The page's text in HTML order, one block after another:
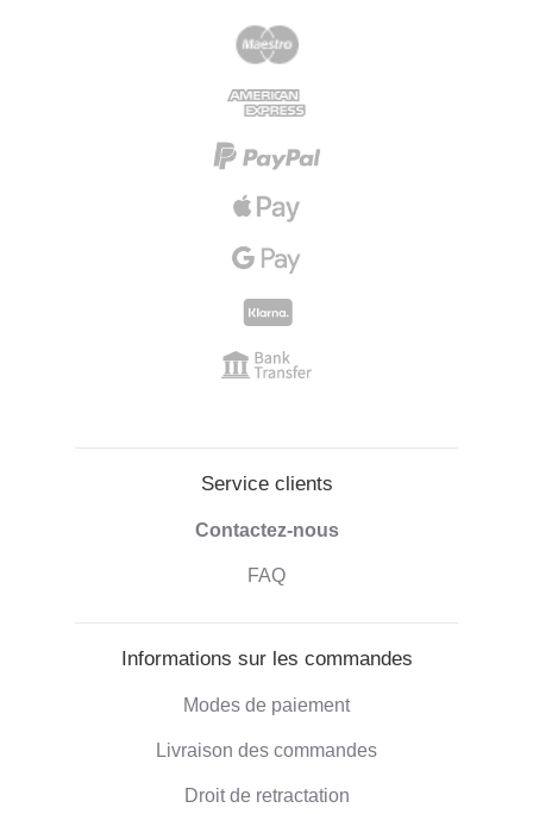
Service clients
Contactez-nous
FAQ
Informations sur les commandes
Modes de paiement
Livraison des commandes
Droit de retractation